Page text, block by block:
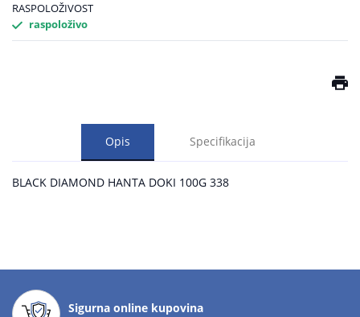
RASPOLOŽIVOST
raspoloživo
Opis Specifikacija
BLACK DIAMOND HANTA DOKI 100G 338
Sigurna online kupovina